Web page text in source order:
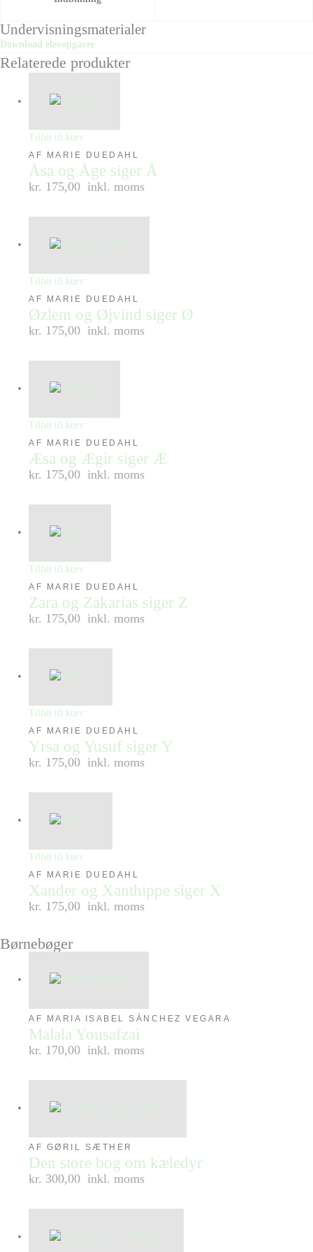
Undervisningsmaterialer
Download elevopgaver
Relaterede produkter
Tilføj til kurv
AF MARIE DUEDAHL
Åsa og Åge siger Å
kr. 175,00 inkl. moms
Tilføj til kurv
AF MARIE DUEDAHL
Øzlem og Øjvind siger Ø
kr. 175,00 inkl. moms
Tilføj til kurv
AF MARIE DUEDAHL
Æsa og Ægir siger Æ
kr. 175,00 inkl. moms
Tilføj til kurv
AF MARIE DUEDAHL
Zara og Zakarias siger Z
kr. 175,00 inkl. moms
Tilføj til kurv
AF MARIE DUEDAHL
Yrsa og Yusuf siger Y
kr. 175,00 inkl. moms
Tilføj til kurv
AF MARIE DUEDAHL
Xander og Xanthippe siger X
kr. 175,00 inkl. moms
Børnebøger
AF MARIA ISABEL SÁNCHEZ VEGARA
Malala Yousafzai
kr. 170,00 inkl. moms
AF GØRIL SÆTHER
Den store bog om kæledyr
kr. 300,00 inkl. moms